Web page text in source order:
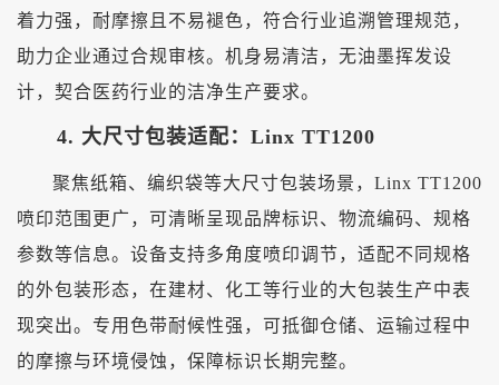
着力强，耐摩擦且不易褪色，符合行业追溯管理规范，
助力企业通过合规审核。机身易清洁，无油墨挥发设
计，契合医药行业的洁净生产要求。
4. 大尺寸包装适配：Linx TT1200
聚焦纸箱、编织袋等大尺寸包装场景， Linx TT1200
喷印范围更广，可清晰呈现品牌标识、物流编码、规格
参数等信息。设备支持多角度喷印调节，适配不同规格
的外包装形态，在建材、化工等行业的大包装生产中表
现突出。专用色带耐候性强，可抵御仓储、运输过程中
的摩擦与环境侵蚀，保障标识长期完整。